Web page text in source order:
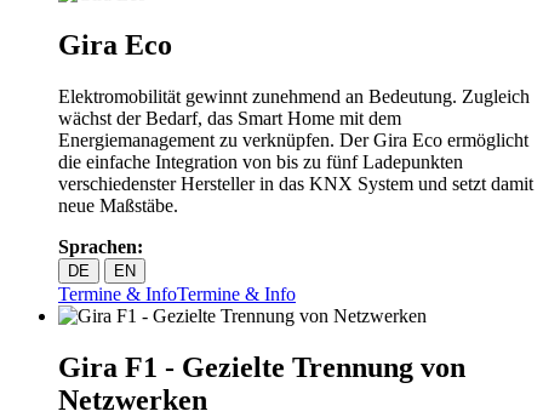
Gira Eco
Elektromobilität gewinnt zunehmend an Bedeutung. Zugleich
wächst der Bedarf, das Smart Home mit dem
Energiemanagement zu verknüpfen. Der Gira Eco ermöglicht
die einfache Integration von bis zu fünf Ladepunkten
verschiedenster Hersteller in das KNX System und setzt damit
neue Maßstäbe.
Sprachen:
DE EN
Termine & InfoTermine & Info
Gira F1 - Gezielte Trennung von
Netzwerken